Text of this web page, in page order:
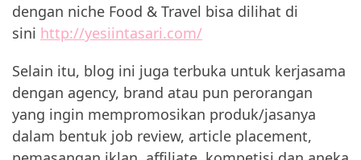
dengan niche Food & Travel bisa dilihat di
sini http://yesiintasari.com/
Selain itu, blog ini juga terbuka untuk kerjasama
dengan agency, brand atau pun perorangan
yang ingin mempromosikan produk/jasanya
dalam bentuk job review, article placement,